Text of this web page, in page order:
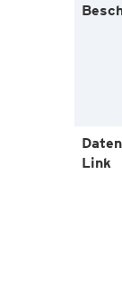
Link